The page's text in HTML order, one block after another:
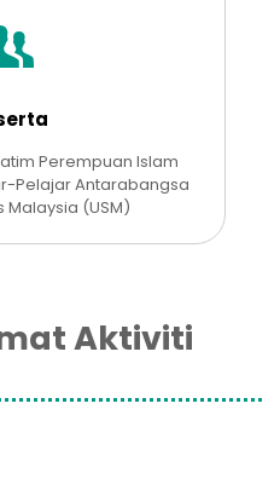
Perempuan Islam
Pelajar Antarabangsa
Malaysia (USM)
Aktiviti